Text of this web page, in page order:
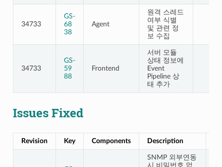
34733
GS-
68
38
Agent
원격 스레드
여부 식별
및 관련 정
보 수집
34733
GS-
59
88
Frontend
서버 모듈
상태 정보에
Event
Pipeline 상
태 추가
Issues Fixed
Revision Key Components Description
SNMP 외부연동
시 비밀번호 없